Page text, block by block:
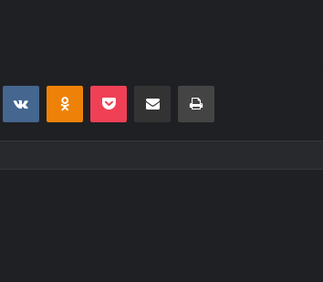
VKontakteOdnoklassniki
Pocket E-Posta ile paylaş Yazdır